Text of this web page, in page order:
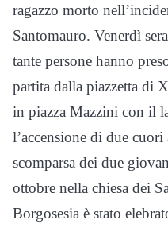
ragazzo morto
Santomauro. Venerdì
tante persone hanno
partita dalla piazzetta di
in piazza Mazzini con il
l’accensione di due
scomparsa dei due
ottobre nella chiesa dei
Borgosesia è stato